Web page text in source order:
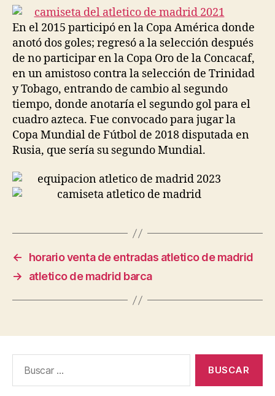
En el 2015 participó en la Copa América donde
anotó dos goles; regresó a la selección después
de no participar en la Copa Oro de la Concacaf,
en un amistoso contra la selección de Trinidad
y Tobago, entrando de cambio al segundo
tiempo, donde anotaría el segundo gol para el
cuadro azteca. Fue convocado para jugar la
Copa Mundial de Fútbol de 2018 disputada en
Rusia, que sería su segundo Mundial.
←
horario venta de entradas atletico de madrid
→
atletico de madrid barca